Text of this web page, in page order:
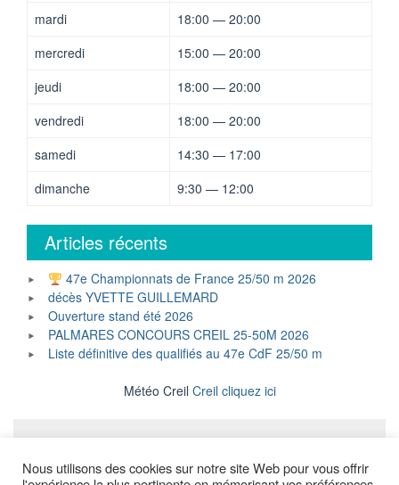
mardi
18:00 — 20:00
mercredi
15:00 — 20:00
jeudi
18:00 — 20:00
vendredi
18:00 — 20:00
samedi
14:30 — 17:00
dimanche
9:30 — 12:00
Articles récents
47e Championnats de France 25/50 m 2026
décès YVETTE GUILLEMARD
Ouverture stand été 2026
PALMARES CONCOURS CREIL 25-50M 2026
Liste définitive des qualifiés au 47e CdF 25/50 m
Météo Creil Creil cliquez ici
Mentions légales
Nous utilisons des cookies sur notre site Web pour vous offrir